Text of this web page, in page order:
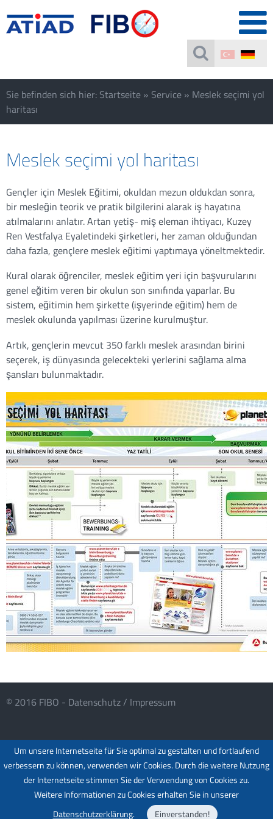
Sie befinden sich hier: Startseite » Service » Meslek seçimi yol
haritası
Meslek seçimi yol haritası
Gençler için Meslek Eğitimi, okuldan mezun oldukdan sonra,
bir mesleğin teorik ve pratik bilgilerini alarak iş hayatına
atılmalarını anlatır. Artan yetiş- miş eleman ihtiyacı, Kuzey
Ren Vestfalya Eyaletindeki şirketleri, her zaman olduğundan
daha fazla, gençlere meslek eğitimi yaptımaya yöneltmektedir.
Kural olarak öğrenciler, meslek eğitim yeri için başvurularını
genel eğitim veren bir okulun son sınıfında yaparlar. Bu
sistem, eğitimin hem şirkette (işyerinde eğitim) hem de
meslek okulunda yapılması üzerine kurulmuştur.
Artık, gençlerin mevcut 350 farklı meslek arasından birini
seçerek, iş dünyasında gelecekteki yerlerini sağlama alma
şansları bulunmaktadır.
© 2016 FIBO - Datenschutz/ Impressum
Um unsere Internetseite für Sie optimal zu gestalten und fortlaufend
verbessern zu können, verwenden wir Cookies. Durch die weitere Nutzung
der Internetseite stimmen Sie der Verwendung von Cookies zu.
Weitere Informationen zu Cookies erhalten Sie in unserer
Datenschutzerklärung. Einverstanden!